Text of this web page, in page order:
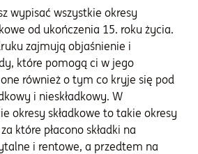
wypisać wszystkie okresy
od ukończenia 15. roku życia.
zajmują objaśnienie i
które pomogą ci w jego
również o tym co kryje się pod
i nieskładkowy. W
okresy składkowe to takie okresy
które płacono składki na
i rentowe, a przedtem na